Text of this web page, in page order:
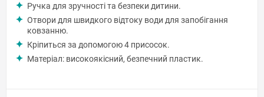
Ручка для зручності та безпеки дитини.
Отвори для швидкого відтоку води для запобігання
ковзанню.
Кріпиться за допомогою 4 присосок.
Матеріал: високоякісний, безпечний пластик.